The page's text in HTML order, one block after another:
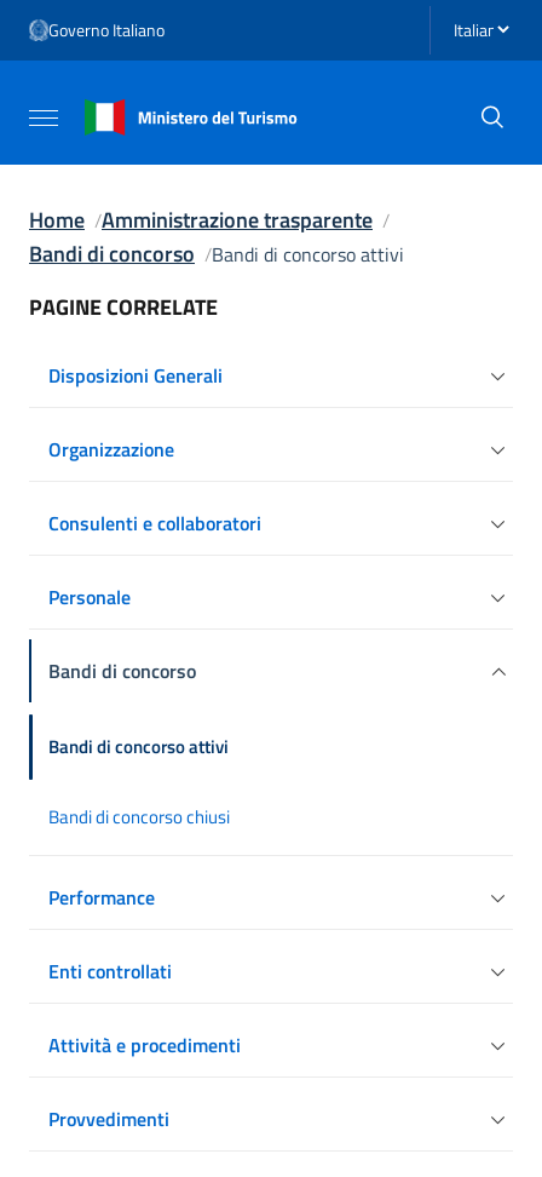
Vai al menu di navigazione
Vai al footer
Governo Italiano Seleziona
Attiva / disattiva la navigazione
Home Amministrazione trasparente
Bandi di concorso
Bandi di concorso attivi
PAGINE CORRELATE
Disposizioni Generali
Organizzazione
Consulenti e collaboratori
Personale
Bandi di concorso
Bandi di concorso attivi
Bandi di concorso chiusi
Performance
Enti controllati
Attività e procedimenti
Provvedimenti